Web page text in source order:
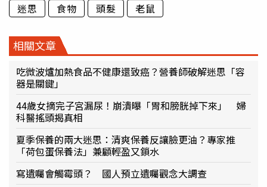
迷思 食物 頭髮 老鼠
相關文章
吃微波爐加熱食品不健康還致癌？營養師破解迷思「容
器是關鍵」
44歲女摘完子宮漏尿！崩潰曝「胃和膀胱掉下來」 婦
科醫搖頭揭真相
夏季保養的兩大迷思：清爽保養反讓臉更油？專家推
「荷包蛋保養法」兼顧輕盈又鎖水
寫遺囑會觸霉頭？ 國人預立遺囑觀念大調查